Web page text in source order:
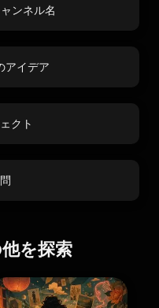
ンネル名
アイデア
クト
を探索